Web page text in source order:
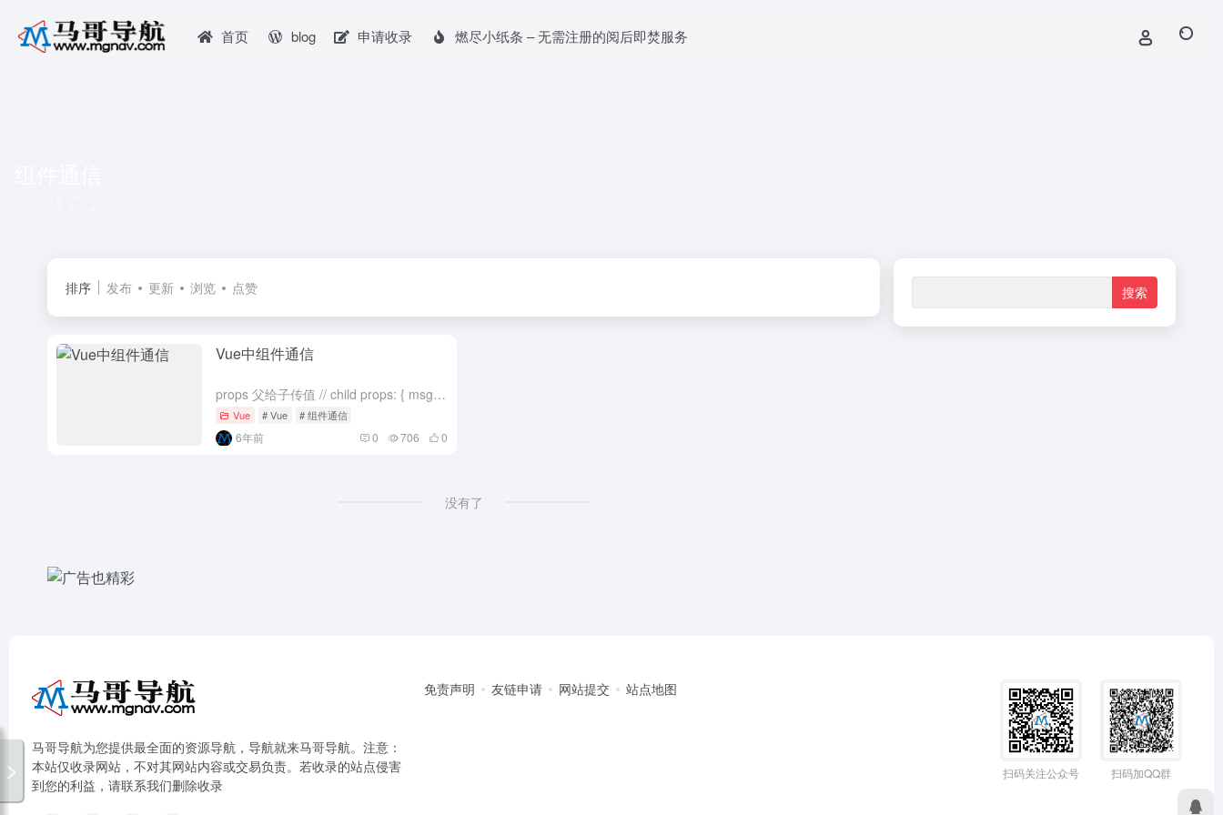
首页 blog 申请收录 燃尽小纸条 – 无需注册的阅后即焚服务
排序 发布 更新 浏览 点赞
Vue中组件通信
props ⽗给⼦传值 // child props: { msg: String } // parent <HelloWorld msg="Welcome to Your Vue.js App...
Vue # Vue # 组件通信
6年前 0 706 0
没有了
马哥导航为您提供最全面的资源导航，导航就来马哥导航。注意：
本站仅收录网站，不对其网站内容或交易负责。若收录的站点侵害
到您的利益，请联系我们删除收录
免责声明 友链申请 网站提交 站点地图
扫码关注公众号 扫码加QQ群